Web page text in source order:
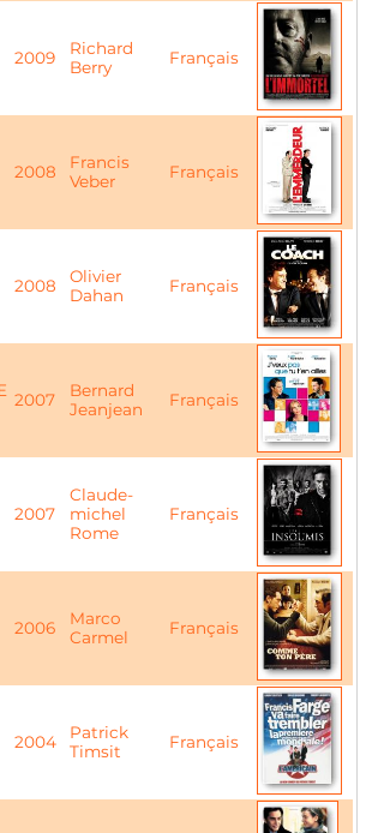
2009
Richard
Berry
Français
2008
Francis
Veber
Français
2008
Olivier
Dahan
Français
2007
Bernard
Jeanjean
Français
2007
Claude-
michel
Rome
Français
2006
Marco
Carmel
Français
2004
Patrick
Timsit
Français